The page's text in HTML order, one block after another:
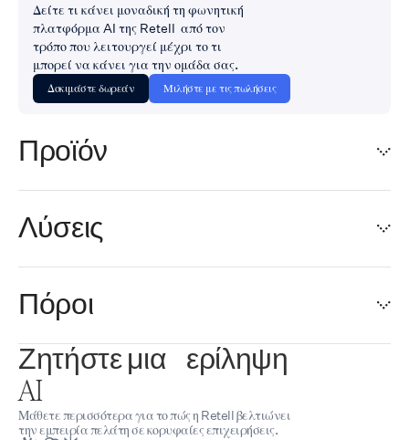
Δείτε τι κάνει μοναδική τη φωνητική
πλατφόρμα AI της Retell από τον
τρόπο που λειτουργεί μέχρι το τι
μπορεί να κάνει για την ομάδα σας.
Δοκιμάστε δωρεάν Μιλήστε με τις πωλήσεις
Προϊόν
Λύσεις
Πόροι
Ζητήστε μια περίληψη
AI
Μάθετε περισσότερα για το πώς η Retell βελτιώνει
την εμπειρία πελάτη σε κορυφαίες επιχειρήσεις.